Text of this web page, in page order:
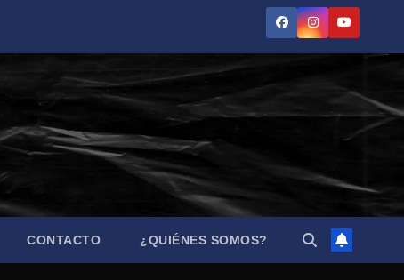
CONTACTO ¿QUIÉNES SOMOS?